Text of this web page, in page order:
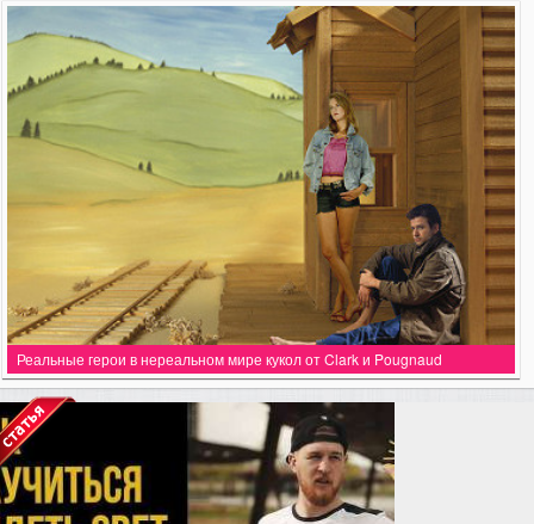
Реальные герои в нереальном мире кукол от Clark и Pougnaud